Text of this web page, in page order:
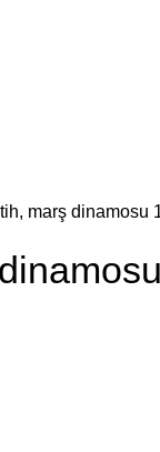
marş dinamosu